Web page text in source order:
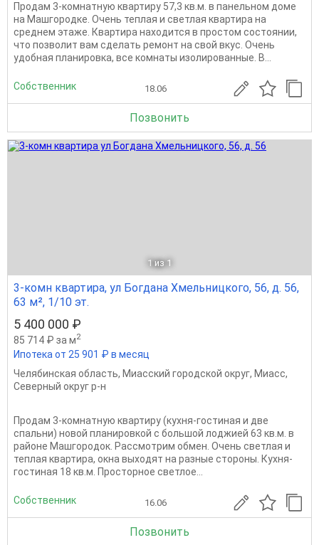
Продам 3-комнатную квартиру 57,3 кв.м. в панельном доме
на Машгородке. Очень теплая и светлая квартира на
среднем этаже. Квартира находится в простом состоянии,
что позволит вам сделать ремонт на свой вкус. Очень
удобная планировка, все комнаты изолированные. В...
Собственник 18.06
Позвонить
1 из 1
3-комн квартира, ул Богдана Хмельницкого, 56, д. 56,
63 м², 1/10 эт.
5 400 000 ₽
85 714 ₽ за м2
Ипотека от 25 901 ₽ в месяц
Челябинская область, Миасский городской округ, Миасс,
Северный округ р-н
Продам 3-комнатную квартиру (кухня-гостиная и две
спальни) новой планировкой с большой лоджией 63 кв.м. в
районе Машгородок. Рассмотрим обмен. Очень светлая и
теплая квартира, окна выходят на разные стороны. Кухня-
гостиная 18 кв.м. Просторное светлое...
Собственник 16.06
Позвонить